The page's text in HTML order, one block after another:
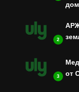
2
3
от